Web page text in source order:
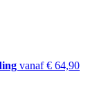
vanaf € 64,90